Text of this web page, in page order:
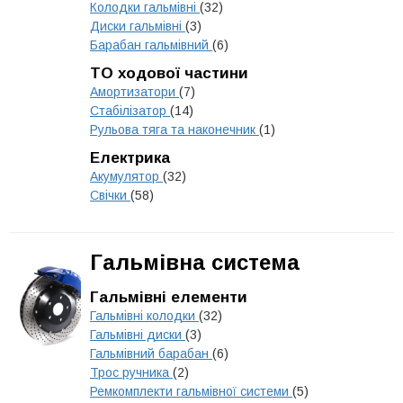
Колодки гальмівні (32)
Диски гальмівні (3)
Барабан гальмівний (6)
ТО ходової частини
Амортизатори (7)
Стабілізатор (14)
Рульова тяга та наконечник (1)
Електрика
Акумулятор (32)
Свічки (58)
Гальмівна система
Гальмівні елементи
Гальмівні колодки (32)
Гальмівні диски (3)
Гальмівний барабан (6)
Трос ручника (2)
Ремкомплекти гальмівної системи (5)